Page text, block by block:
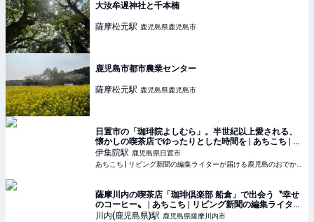
大汝牟遅神社と千本楠
薩摩松元駅 鹿児島県鹿児島市
鹿児島市都市農業センター
薩摩松元駅 鹿児島県鹿児島市
日置市の「珈琲院よしむら」。半世紀以上愛される、
懐かしの喫茶店でゆったりとした時間を | あちこち | リ
ビング新聞の編集ライターが届ける鹿児島のおでかけ
情報
伊集院駅 鹿児島県日置市
薩摩川内の喫茶店「珈琲倶楽部 船倉」で出会う〝幸せ
のコーヒー〟 | あちこち | リビング新聞の編集ライター
が届ける鹿児島のおでかけ情報
川内(鹿児島県)駅 鹿児島県薩摩川内市